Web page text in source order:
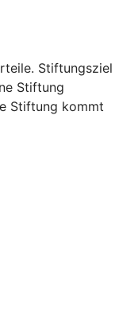
Stiftungsziel
Stiftung
Stiftung kommt